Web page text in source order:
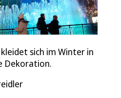
sich im Winter in
Dekoration.